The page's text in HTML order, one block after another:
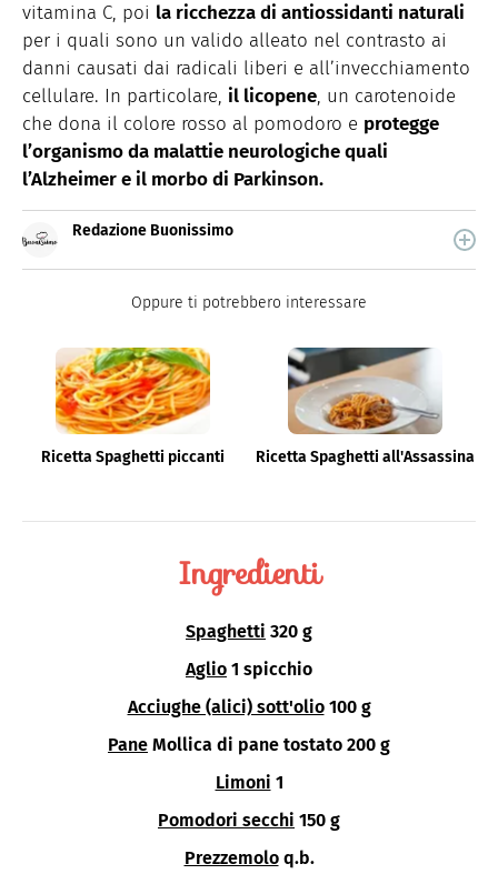
vitamina C, poi la ricchezza di antiossidanti naturali
per i quali sono un valido alleato nel contrasto ai
danni causati dai radicali liberi e all’invecchiamento
cellulare. In particolare, il licopene, un carotenoide
che dona il colore rosso al pomodoro e protegge
l’organismo da malattie neurologiche quali
l’Alzheimer e il morbo di Parkinson.
Redazione Buonissimo
quale trovi idee veloci, facili e spiegate passo passo.
Oppure ti potrebbero interessare
Ricetta Spaghetti piccanti Ricetta Spaghetti all'Assassina
Ingredienti
Spaghetti 320 g
Aglio 1 spicchio
Acciughe (alici) sott'olio 100 g
Pane Mollica di pane tostato 200 g
Limoni 1
Pomodori secchi 150 g
Prezzemolo q.b.